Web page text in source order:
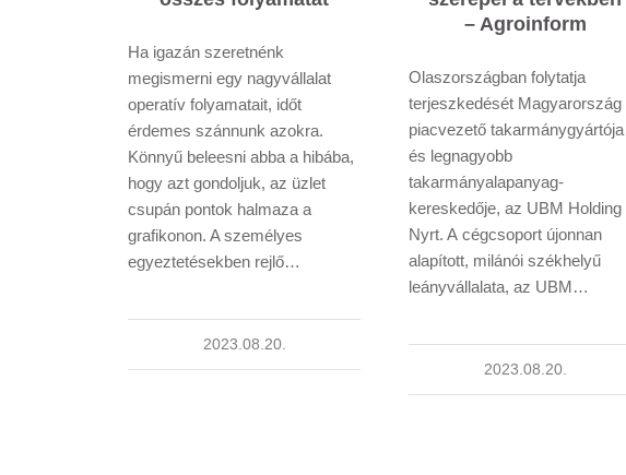
Ha igazán szeretnénk
megismerni egy nagyvállalat
operatív folyamatait, időt
érdemes szánnunk azokra.
Könnyű beleesni abba a hibába,
hogy azt gondoljuk, az üzlet
csupán pontok halmaza a
grafikonon. A személyes
egyeztetésekben rejlő…
2023.08.20.
– Agroinform
Olaszországban folytatja
terjeszkedését Magyarország
piacvezető takarmánygyártója
és legnagyobb
takarmányalapanyag-
kereskedője, az UBM Holding
Nyrt. A cégcsoport újonnan
alapított, milánói székhelyű
leányvállalata, az UBM…
2023.08.20.